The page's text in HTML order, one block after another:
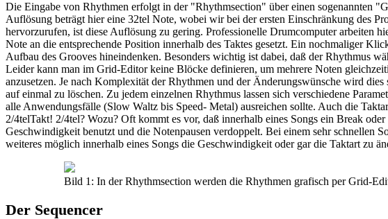
Die Eingabe von Rhythmen erfolgt in der "Rhythmsection" über einen sogenannten
Auflösung beträgt hier eine 32tel Note, wobei wir bei der ersten Einschränkung des
hervorzurufen, ist diese Auflösung zu gering. Professionelle Drumcomputer arbeiten
Note an die entsprechende Position innerhalb des Taktes gesetzt. Ein nochmaliger
Aufbau des Grooves hineindenken. Besonders wichtig ist dabei, daß der Rhythmus
Leider kann man im Grid-Editor keine Blöcke definieren, um mehrere Noten
anzusetzen. Je nach Komplexität der Rhythmen und der Änderungswünsche wird
auf einmal zu löschen. Zu jedem einzelnen Rhythmus lassen sich verschiedene
alle Anwendungsfälle (Slow Waltz bis Speed- Metal) ausreichen sollte. Auch die
2/4telTakt! 2/4tel? Wozu? Oft kommt es vor, daß innerhalb eines Songs ein Break
Geschwindigkeit benutzt und die Notenpausen verdoppelt. Bei einem sehr schnellen
weiteres möglich innerhalb eines Songs die Geschwindigkeit oder gar die Taktart zu
Bild 1: In der Rhythmsection werden die Rhythmen grafisch per Grid-
Der Sequencer